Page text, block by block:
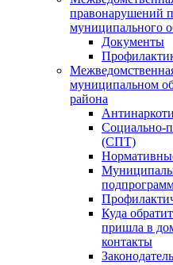
правонарушений
муниципального
Документы
муниципальном
района
Социально-
(СПТ)
Куда
пришла в
контакты